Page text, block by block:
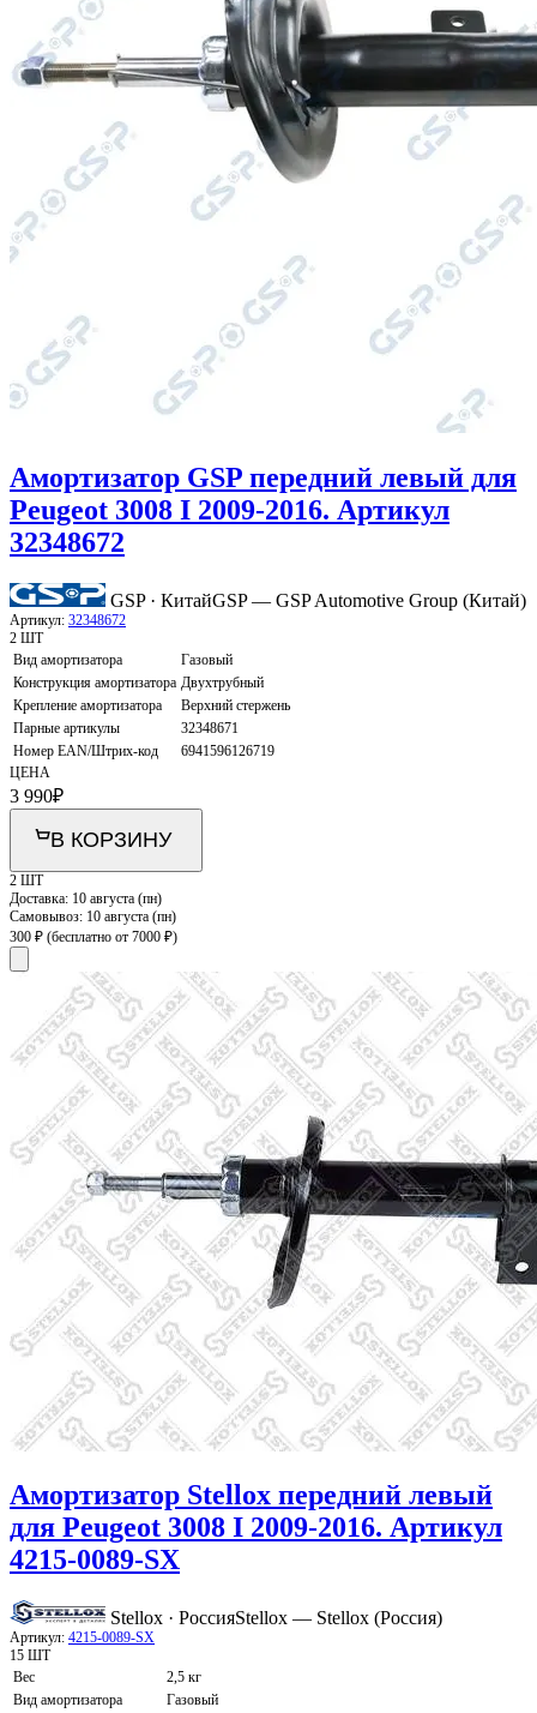
Амортизатор GSP передний левый для
Peugeot 3008 I 2009-2016. Артикул
32348672
GSP · КитайGSP — GSP Automotive Group (Китай)
Артикул: 32348672
2 ШТ
Вид амортизатора
Газовый
Конструкция амортизатора Двухтрубный
Крепление амортизатора
Верхний стержень
Парные артикулы
32348671
Номер EAN/Штрих-код
6941596126719
ЦЕНА
3 990₽
В КОРЗИНУ
2 ШТ
Доставка: 10 августа (пн)
Самовывоз: 10 августа (пн)
300 ₽ (бесплатно от 7000 ₽)
Амортизатор Stellox передний левый
для Peugeot 3008 I 2009-2016. Артикул
4215-0089-SX
Stellox · РоссияStellox — Stellox (Россия)
Артикул: 4215-0089-SX
15 ШТ
Вес
2,5 кг
Вид амортизатора
Газовый